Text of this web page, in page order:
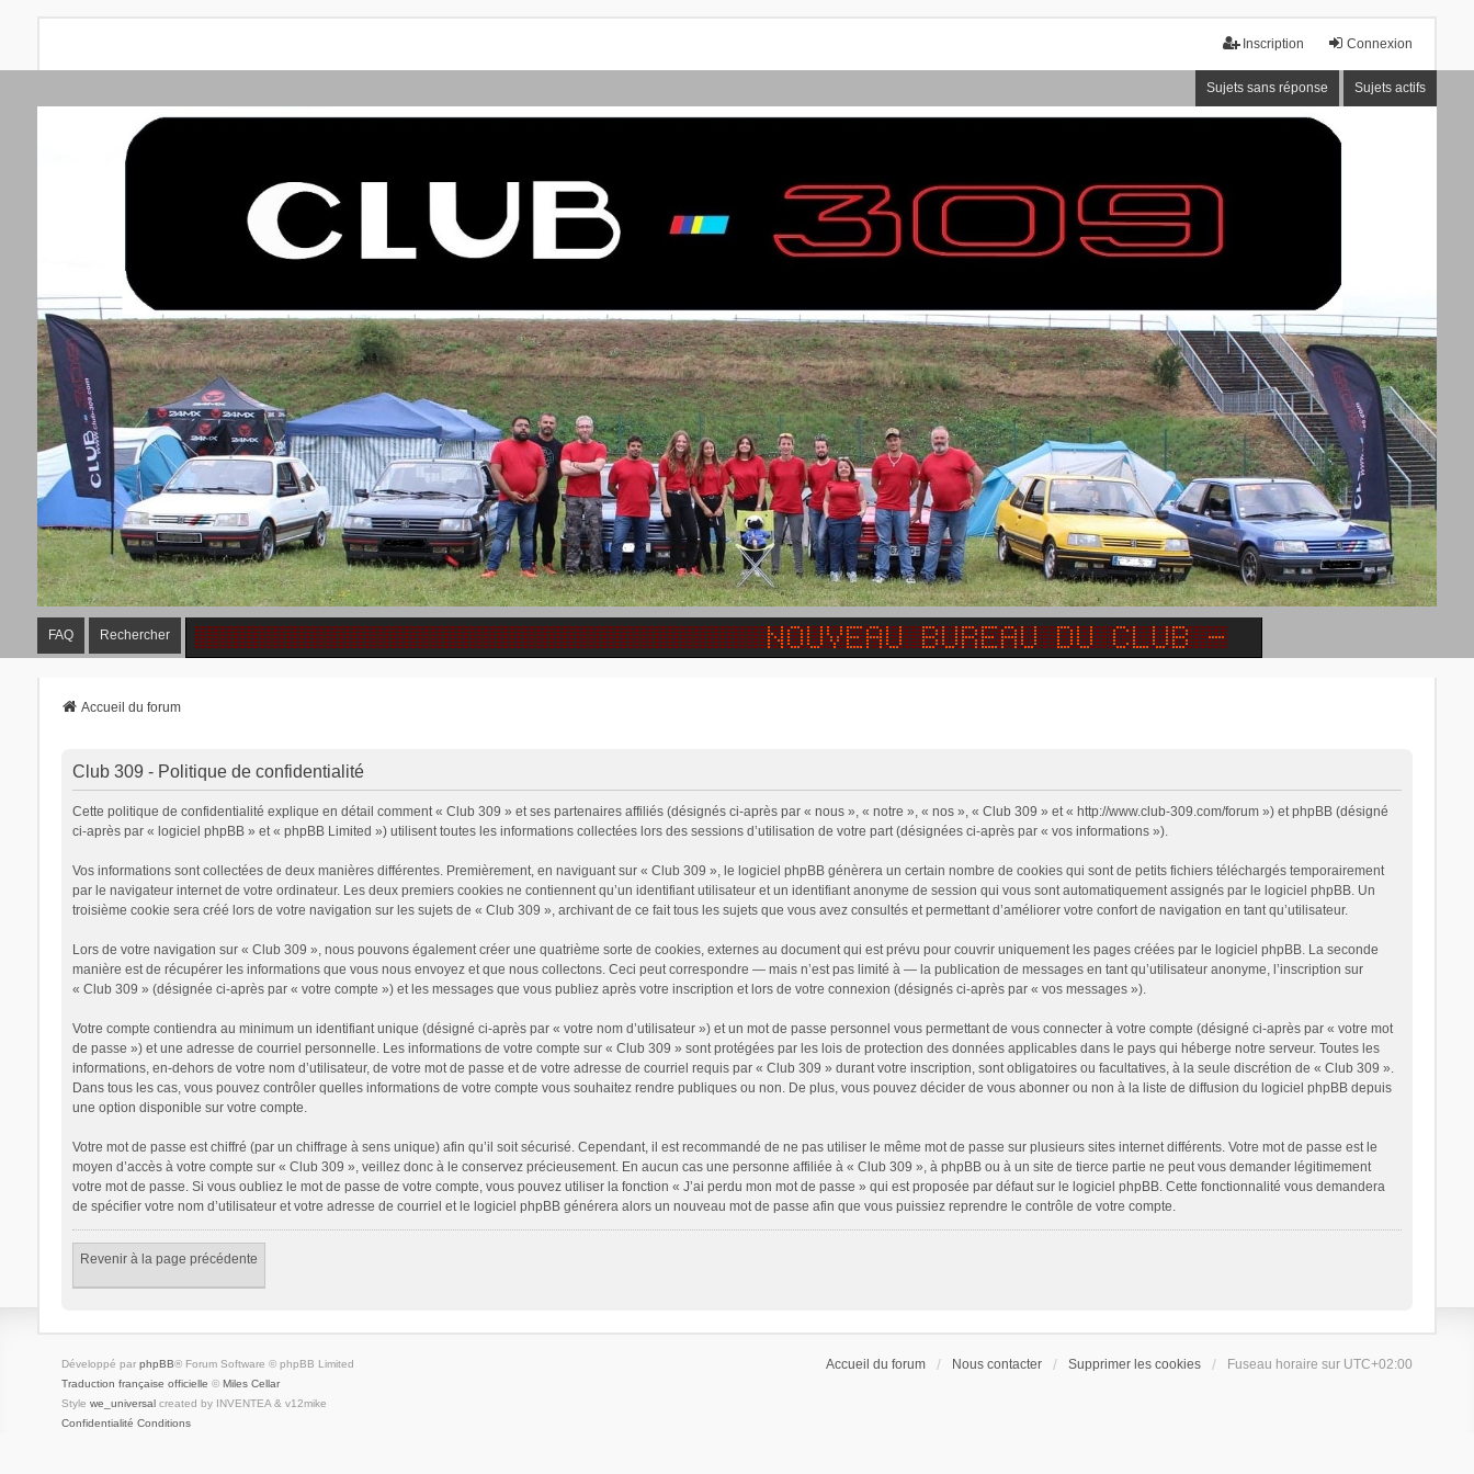
Connexion
Inscription
Sujets sans réponse Sujets actifs
FAQ Rechercher
Accueil du forum
Club 309 - Politique de confidentialité
Cette politique de confidentialité explique en détail comment « Club 309 » et ses partenaires affiliés (désignés ci-après par « nous », « notre », « nos », « Club 309 » et « http://www.club-309.com/forum ») et phpBB (désigné
ci-après par « logiciel phpBB » et « phpBB Limited ») utilisent toutes les informations collectées lors des sessions d’utilisation de votre part (désignées ci-après par « vos informations »).
Vos informations sont collectées de deux manières différentes. Premièrement, en naviguant sur « Club 309 », le logiciel phpBB génèrera un certain nombre de cookies qui sont de petits fichiers téléchargés temporairement
par le navigateur internet de votre ordinateur. Les deux premiers cookies ne contiennent qu’un identifiant utilisateur et un identifiant anonyme de session qui vous sont automatiquement assignés par le logiciel phpBB. Un
troisième cookie sera créé lors de votre navigation sur les sujets de « Club 309 », archivant de ce fait tous les sujets que vous avez consultés et permettant d’améliorer votre confort de navigation en tant qu’utilisateur.
Lors de votre navigation sur « Club 309 », nous pouvons également créer une quatrième sorte de cookies, externes au document qui est prévu pour couvrir uniquement les pages créées par le logiciel phpBB. La seconde
manière est de récupérer les informations que vous nous envoyez et que nous collectons. Ceci peut correspondre — mais n’est pas limité à — la publication de messages en tant qu’utilisateur anonyme, l’inscription sur
« Club 309 » (désignée ci-après par « votre compte ») et les messages que vous publiez après votre inscription et lors de votre connexion (désignés ci-après par « vos messages »).
Votre compte contiendra au minimum un identifiant unique (désigné ci-après par « votre nom d’utilisateur ») et un mot de passe personnel vous permettant de vous connecter à votre compte (désigné ci-après par « votre mot
de passe ») et une adresse de courriel personnelle. Les informations de votre compte sur « Club 309 » sont protégées par les lois de protection des données applicables dans le pays qui héberge notre serveur. Toutes les
informations, en-dehors de votre nom d’utilisateur, de votre mot de passe et de votre adresse de courriel requis par « Club 309 » durant votre inscription, sont obligatoires ou facultatives, à la seule discrétion de « Club 309 ».
Dans tous les cas, vous pouvez contrôler quelles informations de votre compte vous souhaitez rendre publiques ou non. De plus, vous pouvez décider de vous abonner ou non à la liste de diffusion du logiciel phpBB depuis
une option disponible sur votre compte.
Votre mot de passe est chiffré (par un chiffrage à sens unique) afin qu’il soit sécurisé. Cependant, il est recommandé de ne pas utiliser le même mot de passe sur plusieurs sites internet différents. Votre mot de passe est le
moyen d’accès à votre compte sur « Club 309 », veillez donc à le conservez précieusement. En aucun cas une personne affiliée à « Club 309 », à phpBB ou à un site de tierce partie ne peut vous demander légitimement
votre mot de passe. Si vous oubliez le mot de passe de votre compte, vous pouvez utiliser la fonction « J’ai perdu mon mot de passe » qui est proposée par défaut sur le logiciel phpBB. Cette fonctionnalité vous demandera
de spécifier votre nom d’utilisateur et votre adresse de courriel et le logiciel phpBB générera alors un nouveau mot de passe afin que vous puissiez reprendre le contrôle de votre compte.
Revenir à la page précédente
Accueil du forum Nous contacter Supprimer les cookies Fuseau horaire sur UTC+02:00
Développé par phpBB® Forum Software © phpBB Limited
Traduction française officielle © Miles Cellar
Style we_universalcreated by INVENTEA & v12mike
Confidentialité Conditions